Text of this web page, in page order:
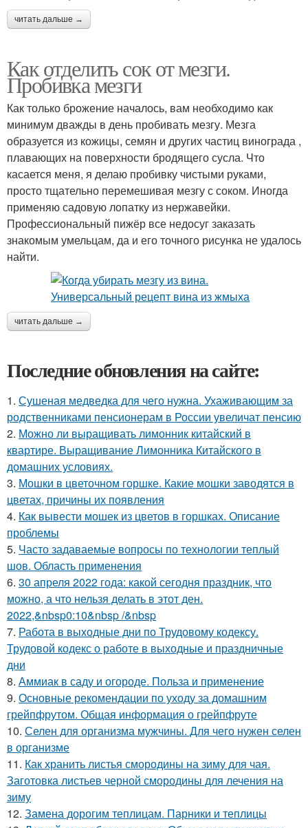
читать дальше →
Как отделить сок от мезги.
Пробивка мезги
Как только брожение началось, вам необходимо как
минимум дважды в день пробивать мезгу. Мезга
образуется из кожицы, семян и других частиц винограда ,
плавающих на поверхности бродящего сусла. Что
касается меня, я делаю пробивку чистыми руками,
просто тщательно перемешивая мезгу с соком. Иногда
применяю садовую лопатку из нержавейки.
Профессиональный пижёр все недосуг заказать
знакомым умельцам, да и его точного рисунка не удалось
найти.
читать дальше →
Последние обновления на сайте:
1. Сушеная медведка для чего нужна. Ухаживающим за
родственниками пенсионерам в России увеличат пенсию
2. Можно ли выращивать лимонник китайский в
квартире. Выращивание Лимонника Китайского в
домашних условиях.
3. Мошки в цветочном горшке. Какие мошки заводятся в
цветах, причины их появления
4. Как вывести мошек из цветов в горшках. Описание
проблемы
5. Часто задаваемые вопросы по технологии теплый
шов. Область применения
6. 30 апреля 2022 года: какой сегодня праздник, что
можно, а что нельзя делать в этот ден.
2022,&nbsp0:10&nbsp /&nbsp
7. Работа в выходные дни по Трудовому кодексу.
Трудовой кодекс о работе в выходные и праздничные
дни
8. Аммиак в саду и огороде. Польза и применение
9. Основные рекомендации по уходу за домашним
грейпфрутом. Общая информация о грейпфруте
10. Селен для организма мужчины. Для чего нужен селен
в организме
11. Как хранить листья смородины на зиму для чая.
Заготовка листьев черной смородины для лечения на
зиму
12. Замена дорогим теплицам. Парники и теплицы